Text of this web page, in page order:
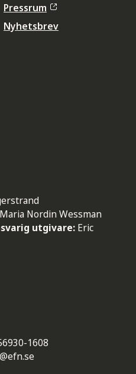
Pressrum
Nyhetsbrev
Maria Nordin Wessman
utgivare: Eric
1608